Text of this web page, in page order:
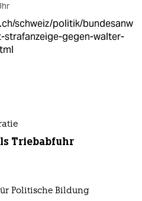
schweiz/politik/bundesanw
gegen-walter-
Triebabfuhr
Politische Bildung